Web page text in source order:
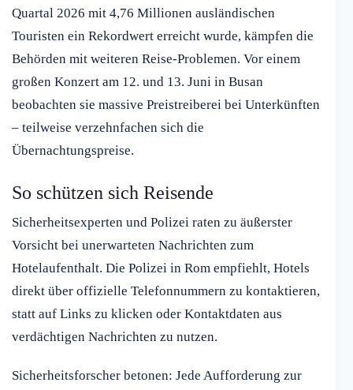
Quartal 2026 mit 4,76 Millionen ausländischen
Touristen ein Rekordwert erreicht wurde, kämpfen die
Behörden mit weiteren Reise-Problemen. Vor einem
großen Konzert am 12. und 13. Juni in Busan
beobachten sie massive Preistreiberei bei Unterkünften
– teilweise verzehnfachen sich die
Übernachtungspreise.
So schützen sich Reisende
Sicherheitsexperten und Polizei raten zu äußerster
Vorsicht bei unerwarteten Nachrichten zum
Hotelaufenthalt. Die Polizei in Rom empfiehlt, Hotels
direkt über offizielle Telefonnummern zu kontaktieren,
statt auf Links zu klicken oder Kontaktdaten aus
verdächtigen Nachrichten zu nutzen.
Sicherheitsforscher betonen: Jede Aufforderung zur